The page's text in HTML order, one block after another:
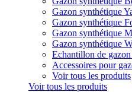
Gazon synthétique
Gazon synthétique
Gazon synthétique
Gazon synthétique
Echantillon de
Accessoires pour
Voir tous les produits
Voir tous les produits